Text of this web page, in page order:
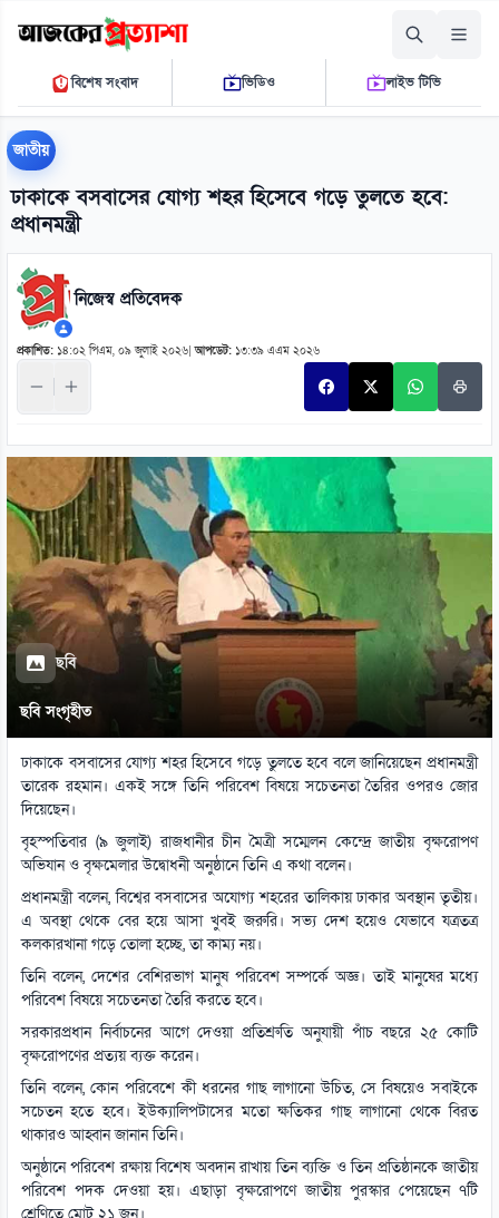
শনিবার, ০৮ আগস্ট ২০২৬
০৩ ৩২ ৪৩ এ.এম.THE DAILY AJKER PROTTASHA
বিশেষ সংবাদ ভিডিও লাইভ টিভি
জাতীয়
ঢাকাকে বসবাসের যোগ্য শহর হিসেবে গড়ে তুলতে হবে:
প্রধানমন্ত্রী
নিজেস্ব প্রতিবেদক
প্রকাশিত: ১৪:০২ পিএম, ০৯ জুলাই ২০২৬ |আপডেট: ১৩:৩৯ এএম ২০২৬
ছবি
ছবি সংগৃহীত
ঢাকাকে বসবাসের যোগ্য শহর হিসেবে গড়ে তুলতে হবে বলে জানিয়েছেন প্রধানমন্ত্রী
তারেক রহমান। একই সঙ্গে তিনি পরিবেশ বিষয়ে সচেতনতা তৈরির ওপরও জোর
দিয়েছেন।
বৃহস্পতিবার (৯ জুলাই) রাজধানীর চীন মৈত্রী সম্মেলন কেন্দ্রে জাতীয় বৃক্ষরোপণ
অভিযান ও বৃক্ষমেলার উদ্বোধনী অনুষ্ঠানে তিনি এ কথা বলেন।
প্রধানমন্ত্রী বলেন, বিশ্বের বসবাসের অযোগ্য শহরের তালিকায় ঢাকার অবস্থান তৃতীয়।
এ অবস্থা থেকে বের হয়ে আসা খুবই জরুরি। সভ্য দেশ হয়েও যেভাবে যত্রতত্র
কলকারখানা গড়ে তোলা হচ্ছে, তা কাম্য নয়।
তিনি বলেন, দেশের বেশিরভাগ মানুষ পরিবেশ সম্পর্কে অজ্ঞ। তাই মানুষের মধ্যে
পরিবেশ বিষয়ে সচেতনতা তৈরি করতে হবে।
সরকারপ্রধান নির্বাচনের আগে দেওয়া প্রতিশ্রুতি অনুযায়ী পাঁচ বছরে ২৫ কোটি
বৃক্ষরোপণের প্রত্যয় ব্যক্ত করেন।
তিনি বলেন, কোন পরিবেশে কী ধরনের গাছ লাগানো উচিত, সে বিষয়েও সবাইকে
সচেতন হতে হবে। ইউক্যালিপটাসের মতো ক্ষতিকর গাছ লাগানো থেকে বিরত
থাকারও আহ্বান জানান তিনি।
অনুষ্ঠানে পরিবেশ রক্ষায় বিশেষ অবদান রাখায় তিন ব্যক্তি ও তিন প্রতিষ্ঠানকে জাতীয়
পরিবেশ পদক দেওয়া হয়। এছাড়া বৃক্ষরোপণে জাতীয় পুরস্কার পেয়েছেন ৭টি